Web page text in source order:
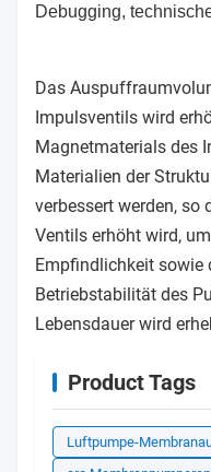
Debugging,
Das
Impulsventils wird
Magnetmaterials des
Materialien der
verbessert werden, so
Ventils erhöht wird,
Empfindlichkeit sowie
Betriebstabilität des
Lebensdauer wird
Product Tags
Luftpumpe-